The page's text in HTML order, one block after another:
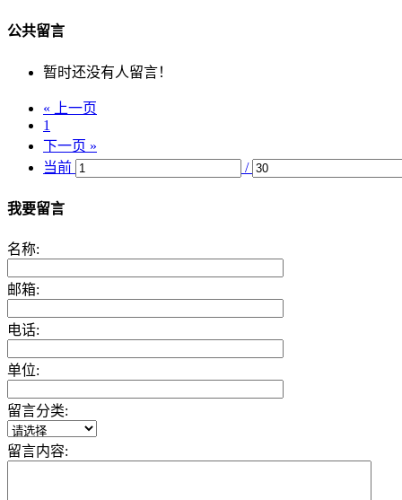
公共留言
暂时还没有人留言！
« 上一页
1
下一页 »
当前
/
我要留言
名称:
邮箱:
电话:
单位:
留言分类:
留言内容: